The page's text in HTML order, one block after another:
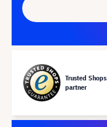
Trusted Shops
partner